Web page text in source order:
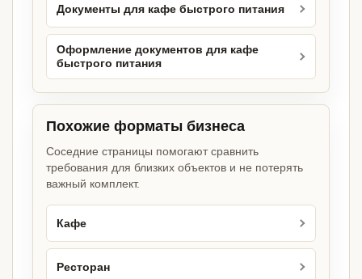
Документы для кафе быстрого питания
Оформление документов для кафе
быстрого питания
Похожие форматы бизнеса
Соседние страницы помогают сравнить
требования для близких объектов и не потерять
важный комплект.
Кафе
Ресторан